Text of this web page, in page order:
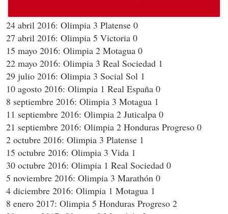
24 abril 2016: Olimpia 3 Platense 0
27 abril 2016: Olimpia 5 Victoria 0
15 mayo 2016: Olimpia 2 Motagua 0
22 mayo 2016: Olimpia 3 Real Sociedad 1
29 julio 2016: Olimpia 3 Social Sol 1
10 agosto 2016: Olimpia 1 Real España 0
8 septiembre 2016: Olimpia 3 Motagua 1
11 septiembre 2016: Olimpia 2 Juticalpa 0
21 septiembre 2016: Olimpia 2 Honduras Progreso 0
2 octubre 2016: Olimpia 3 Platense 1
15 octubre 2016: Olimpia 3 Vida 1
30 octubre 2016: Olimpia 1 Real Sociedad 0
5 noviembre 2016: Olimpia 3 Marathón 0
4 diciembre 2016: Olimpia 1 Motagua 1
8 enero 2017: Olimpia 5 Honduras Progreso 2